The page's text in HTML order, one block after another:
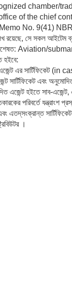
chamber/
of the chief
9(41) NBR/
রয়েছে, সে সকল
Aviation/
হইবে:
এর সার্টিফিকেট
এবং
হইতে সাব-এজেন্ট,
পরিবর্তে যন্ত্রাংশ
এতদ্‌সংক্রান্ত
।